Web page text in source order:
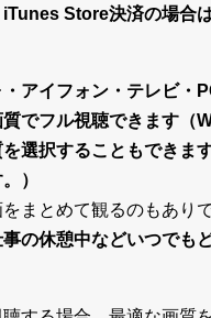
Store決済の場合
アイフォン・テレビ・
でフル視聴できます（
を選択することもできま
）
まとめて観るのもありで
の休憩中などいつでも